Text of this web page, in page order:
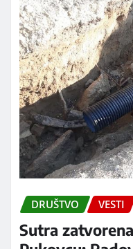
DRUŠTVO VESTI
Sutra